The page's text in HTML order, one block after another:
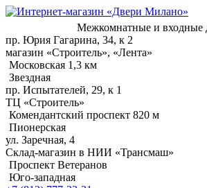
Межкомнатные и входные
пр. Юрия Гагарина, 34, к 2
магазин «Строитель», «Лента»
Московская 1,3 км
Звездная
пр. Испытателей, 29, к 1
ТЦ «Строитель»
Комендантский проспект 820 м
Пионерская
ул. Заречная, 4
Склад-магазин в НИИ «Трансмаш»
Проспект Ветеранов
Юго-западная